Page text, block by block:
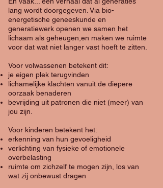
lang wordt doorgegeven. Via bio-
energetische geneeskunde en
generatiewerk openen we samen het
lichaam als geheugen,en maken we ruimte
voor dat wat niet langer vast hoeft te zitten.
Voor volwassenen betekent dit:
je eigen plek terugvinden
lichamelijke klachten vanuit de diepere
oorzaak benaderen
bevrijding uit patronen die niet (meer) van
jou zijn.
Voor kinderen betekent het:
erkenning van hun gevoeligheid
verlichting van fysieke of emotionele
overbelasting
ruimte om zichzelf te mogen zijn, los van
wat zij onbewust dragen